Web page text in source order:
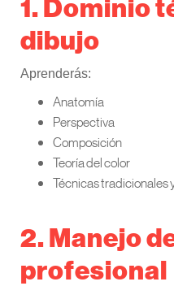
1. Dominio
dibujo
Aprenderás:
Anatomía
Perspectiva
Composición
Teoría del color
Técnicas tradicionales
2. Manejo
profesional